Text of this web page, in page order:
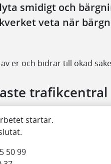
smidigt och
veta när
er och bidrar till ökad
trafikcentral
startar.
50 99